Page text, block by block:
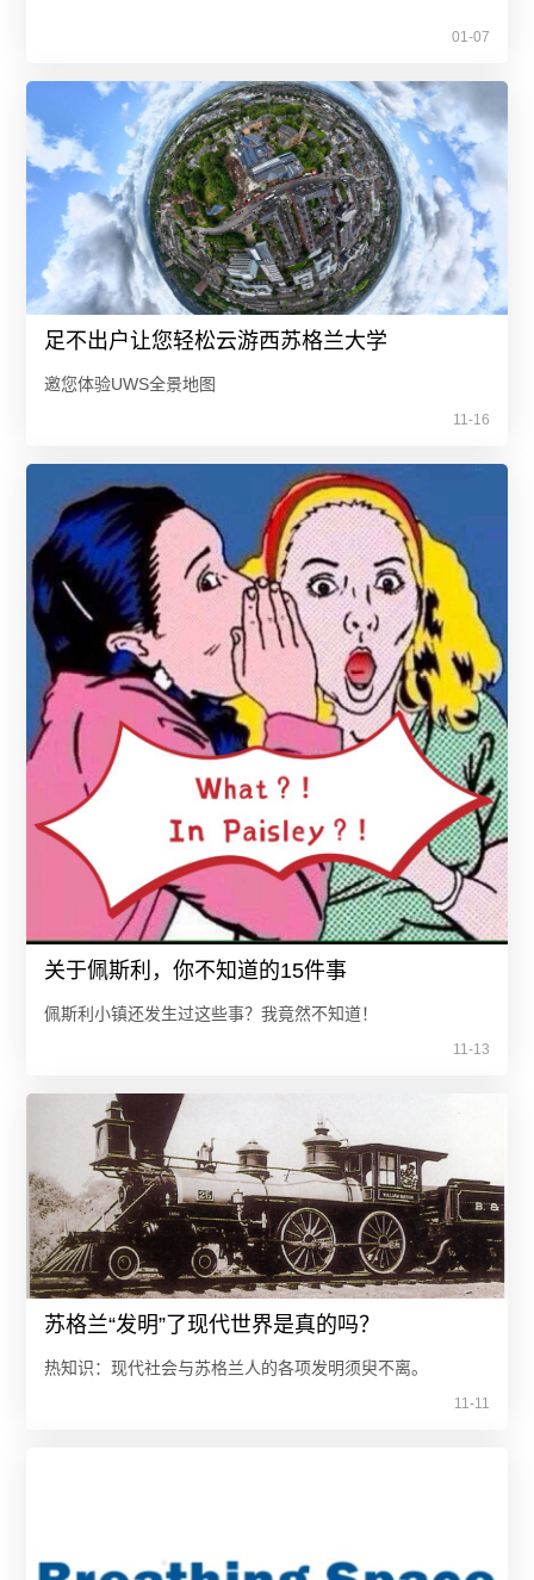
01-07
足不出户让您轻松云游西苏格兰大学
邀您体验UWS全景地图
11-16
关于佩斯利，你不知道的15件事
佩斯利小镇还发生过这些事？我竟然不知道！
11-13
苏格兰“发明”了现代世界是真的吗？
热知识：现代社会与苏格兰人的各项发明须臾不离。
11-11